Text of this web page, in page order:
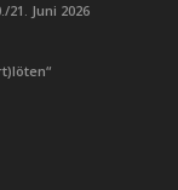
Juni 2026